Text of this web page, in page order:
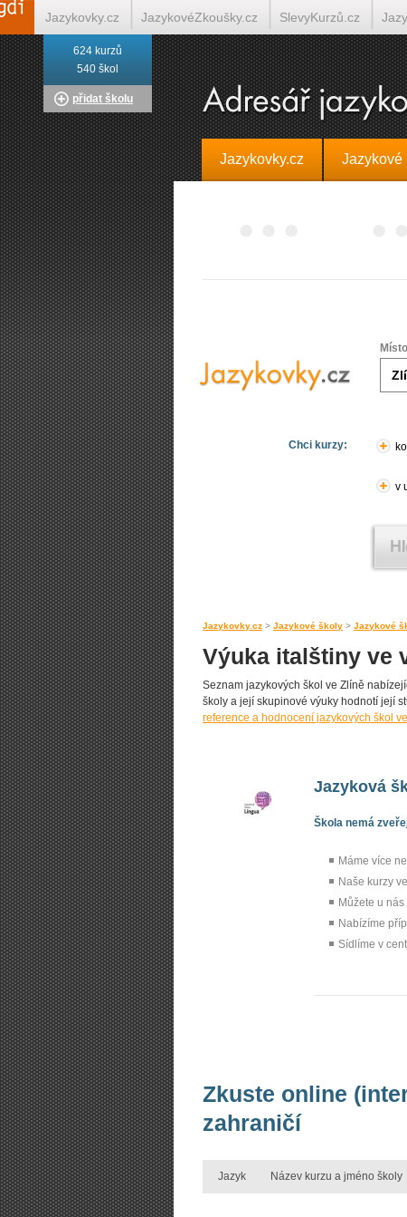
Jazykovky.cz Jazykové
Chci kurzy:
v
Jazykovky.cz > Jazykové školy > Jazykové
Výuka italštiny ve
Seznam jazykových škol ve Zlíně
školy a její skupinové výuky hodnotí její
reference a hodnocení jazykových škol
Jazyková
Škola nemá
Máme více
Naše kurzy
Můžete u
Nabízíme
Sídlíme v
Zkuste online
zahraničí
Jazyk Název kurzu a jméno školy
624 kurzů
540 škol
přidat školu
Jazykovky.cz JazykovéZkoušky.cz SlevyKurzů.cz
Italština on-line Tlumočení-Překlady.cz Překládá.cz